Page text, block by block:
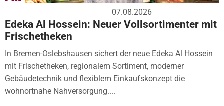
07.08.2026
Edeka Al Hossein: Neuer Vollsortimenter mit
Frischetheken
In Bremen-Oslebshausen sichert der neue Edeka Al Hossein
mit Frischetheken, regionalem Sortiment, moderner
Gebäudetechnik und flexiblem Einkaufskonzept die
wohnortnahe Nahversorgung....